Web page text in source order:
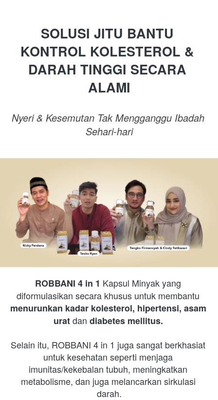
SOLUSI JITU BANTU
KONTROL KOLESTEROL &
DARAH TINGGI SECARA
ALAMI
Nyeri & Kesemutan Tak Mengganggu Ibadah
Sehari-hari
ROBBANI 4 in 1 Kapsul Minyak yang
menurunkan kadar kolesterol, hipertensi, asam
urat dan diabetes mellitus.
Selain itu, ROBBANI 4 in 1 juga sangat berkhasiat
untuk kesehatan seperti menjaga
imunitas/kekebalan tubuh, meningkatkan
metabolisme, dan juga melancarkan sirkulasi
darah.